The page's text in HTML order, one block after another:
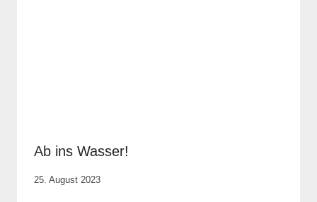
Ab ins Wasser!
Von
25. August 2023